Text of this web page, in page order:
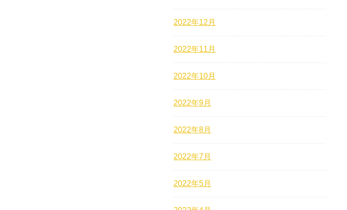
2022年12月
2022年11月
2022年10月
2022年9月
2022年8月
2022年7月
2022年5月